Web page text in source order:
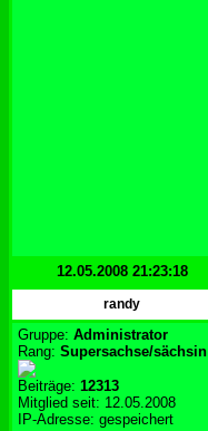
12.05.2008 21:23:18
randy
Gruppe: Administrator
Rang: Supersachse/sächsin
Beiträge: 12313
Mitglied seit: 12.05.2008
IP-Adresse: gespeichert